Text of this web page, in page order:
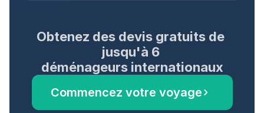
Obtenez des devis gratuits de
jusqu'à 6
déménageurs internationaux
Commencez votre voyage